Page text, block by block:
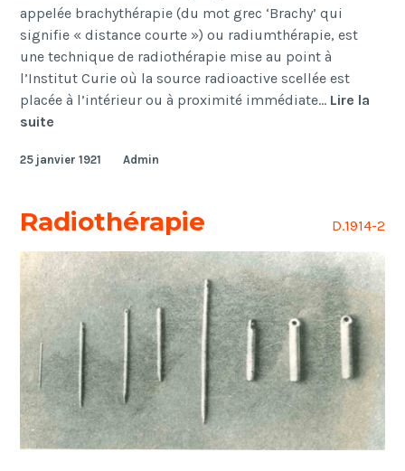
appelée brachythérapie (du mot grec ‘Brachy’ qui
signifie « distance courte ») ou radiumthérapie, est
une technique de radiothérapie mise au point à
l’Institut Curie où la source radioactive scellée est
placée à l’intérieur ou à proximité immédiate… Lire la
suite
25 janvier 1921 Admin
Radiothérapie D.1914-2